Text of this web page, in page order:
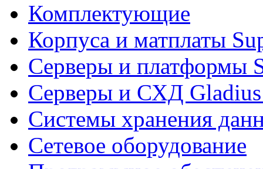
Комплектующие
Корпуса и матплаты
Серверы и платформы
Серверы и СХД Gladius
Системы хранения
Сетевое оборудование